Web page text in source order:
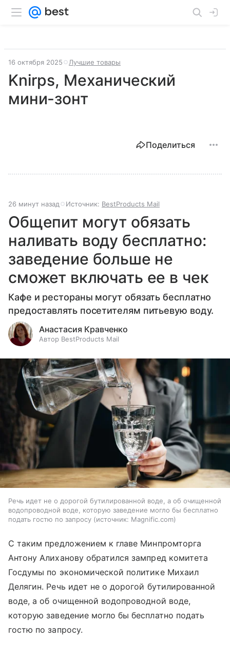
16 октября 2025 Лучшие товары
Knirps, Механический
мини-зонт
Поделиться
26 минут назад Источник: BestProducts Mail
Общепит могут обязать
наливать воду бесплатно:
заведение больше не
сможет включать ее в чек
Кафе и рестораны могут обязать бесплатно
предоставлять посетителям питьевую воду.
Анастасия Кравченко
Автор BestProducts Mail
Речь идет не о дорогой бутилированной воде, а об очищенной
водопроводной воде, которую заведение могло бы бесплатно
подать гостю по запросу
источник: Magnific.com
С таким предложением к главе Минпромторга
Антону Алиханову обратился зампред комитета
Госдумы по экономической политике Михаил
Делягин. Речь идет не о дорогой бутилированной
воде, а об очищенной водопроводной воде,
которую заведение могло бы бесплатно подать
гостю по запросу.